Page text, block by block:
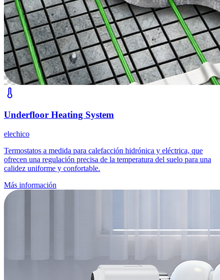
Underfloor Heating System
elechico
Termostatos a medida para calefacción hidrónica y eléctrica, que
ofrecen una regulación precisa de la temperatura del suelo para una
calidez uniforme y confortable.
Más información